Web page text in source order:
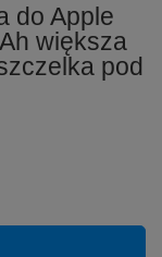
do Apple
większa
pod